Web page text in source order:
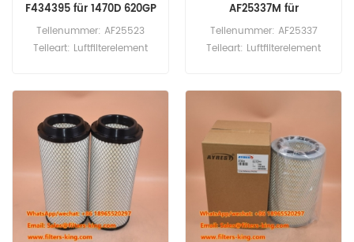
F434395 für 1470D 620GP
Teilenummer: AF25523
Teileart: Luftfilterelement
Stück AF25523 Luftfilter-
Querverweis F434395
Verwendung für John
Deere 1470D 620GP 622G
622GP 640L 643K 643L
644K 648L 748L 748LII
770G 843K 843L WL53
WL56.
AF25337M für
Gabelstapler
Teilenummer: AF25337
Teileart: Luftfilterelement